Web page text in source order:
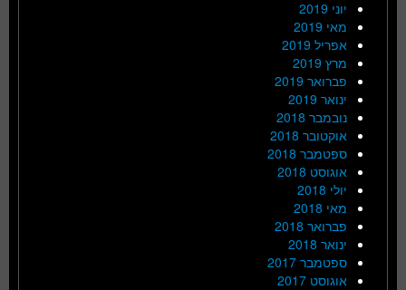
יוני 2019
מאי 2019
אפריל 2019
מרץ 2019
פברואר 2019
ינואר 2019
נובמבר 2018
אוקטובר 2018
ספטמבר 2018
אוגוסט 2018
יולי 2018
מאי 2018
פברואר 2018
ינואר 2018
ספטמבר 2017
אוגוסט 2017